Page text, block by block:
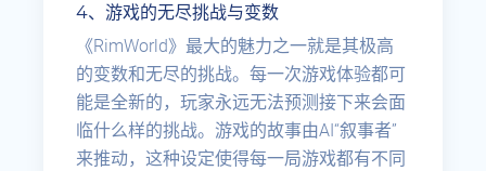
4、游戏的无尽挑战与变数
《RimWorld》最大的魅力之一就是其极高
的变数和无尽的挑战。每一次游戏体验都可
能是全新的，玩家永远无法预测接下来会面
临什么样的挑战。游戏的故事由AI“叙事者”
来推动，这种设定使得每一局游戏都有不同